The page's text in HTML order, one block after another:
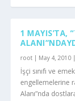
1 MAYIS’TA,
root | May 4, 2010
İşçi sınıfı ve
engellemelerine
Alanı”nda